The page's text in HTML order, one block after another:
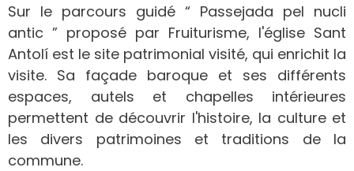
Sur le parcours guidé “ Passejada pel nucli
antic ” proposé par Fruiturisme, l'église Sant
Antolí est le site patrimonial visité, qui enrichit la
visite. Sa façade baroque et ses différents
espaces, autels et chapelles intérieures
permettent de découvrir l'histoire, la culture et
les divers patrimoines et traditions de la
commune.